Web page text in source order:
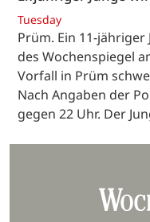
Tuesday
Prüm. Ein 11-
des Wochenspiegel
Vorfall in Prüm
Nach Angaben der
gegen 22 Uhr. Der